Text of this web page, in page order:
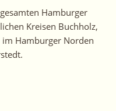
Hamburger
Kreisen Buchholz,
Hamburger Norden